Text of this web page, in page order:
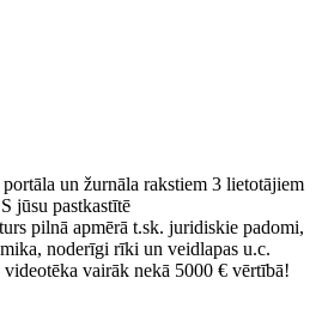
un žurnāla rakstiem 3 lietotājiem
jūsu pastkastītē
pilnā apmērā t.sk. juridiskie padomi,
noderīgi rīki un veidlapas u.c.
vairāk nekā 5000 € vērtībā!